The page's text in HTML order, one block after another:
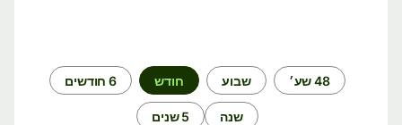
48 שע׳ שבוע חודש 6 חודשים
שנה 5 שנים